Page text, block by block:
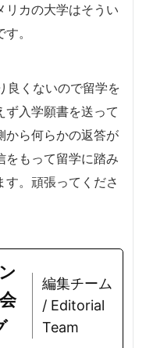
リカの大学はそうい
。
良くないので留学を
ず入学願書を送って
から何らかの返答が
をもって留学に踏み
。頑張ってくださ
編集チーム
/ Editorial
Team